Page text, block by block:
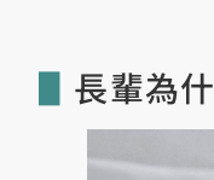
▋ 長輩為